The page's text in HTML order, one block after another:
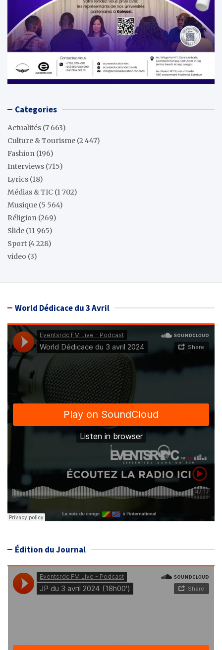
Categories
Actualités (7 663)
Culture & Tourisme (2 447)
Fashion (196)
Interviews (715)
Lyrics (18)
Médias & TIC (1 702)
Musique (5 564)
Réligion (269)
Slide (11 965)
Sport (4 228)
video (3)
World Dédicace du 3 Avril
Édition du Journal